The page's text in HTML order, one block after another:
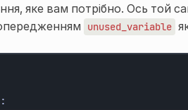
яке вам потрібно. Ось той
unused_variable